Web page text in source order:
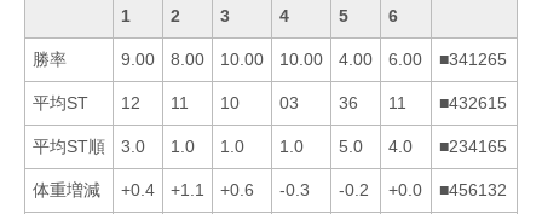
1 2 3 4 5 6
勝率 9.00 8.00 10.00 10.00 4.00 6.00 ■341265
平均ST 12 11 10 03 36 11 ■432615
平均ST順 3.0 1.0 1.0 1.0 5.0 4.0 ■234165
体重増減 +0.4 +1.1 +0.6 -0.3 -0.2 +0.0 ■456132